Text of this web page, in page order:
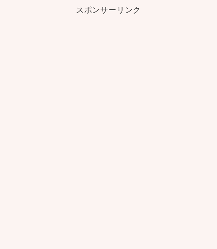
スポンサーリンク